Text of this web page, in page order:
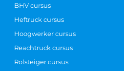
BHV cursus
Heftruck cursus
Hoogwerker cursus
Reachtruck cursus
Rolsteiger cursus